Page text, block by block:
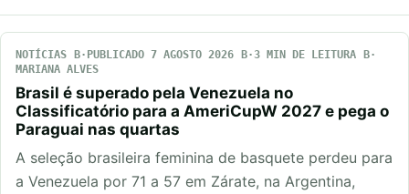
NOTÍCIAS PUBLICADO 7 AGOSTO 2026
3 MIN DE LEITURA
MARIANA ALVES
Brasil é superado pela Venezuela no
Classificatório para a AmeriCupW 2027 e pega o
Paraguai nas quartas
A seleção brasileira feminina de basquete perdeu para
a Venezuela por 71 a 57 em Zárate, na Argentina,